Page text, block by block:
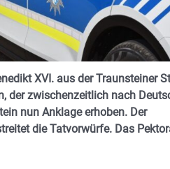
XVI. aus der Traunsteiner
der zwischenzeitlich nach
nun Anklage erhoben. Der
die Tatvorwürfe. Das